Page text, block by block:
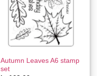
Autumn Leaves A6 stamp
set